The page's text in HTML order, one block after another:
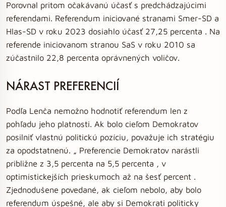
Porovnal pritom očakávanú účasť s predchádzajúcimi
referendami. Referendum iniciované stranami Smer-SD a
Hlas-SD v roku 2023 dosiahlo účasť 27,25 percenta . Na
referende iniciovanom stranou SaS v roku 2010 sa
zúčastnilo 22,8 percenta oprávnených voličov.
NÁRAST PREFERENCIÍ
Podľa Lenča nemožno hodnotiť referendum len z
pohľadu jeho platnosti. Ak bolo cieľom Demokratov
posilniť vlastnú politickú pozíciu, považuje ich stratégiu
za opodstatnenú. „ Preferencie Demokratov narástli
približne z 3,5 percenta na 5,5 percenta , v
optimistickejších prieskumoch až na šesť percent .
Zjednodušene povedané, ak cieľom nebolo, aby bolo
referendum úspešné, ale aby si Demokrati politicky